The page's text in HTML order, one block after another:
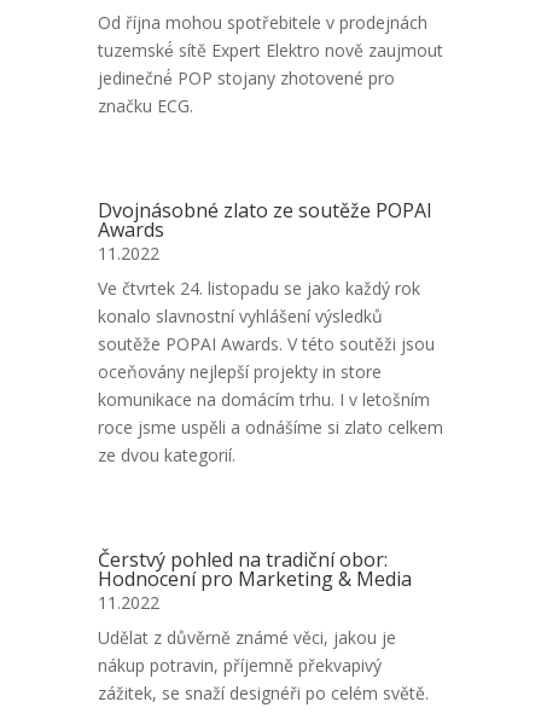
Od října mohou spotřebitele v prodejnách
tuzemské́ sítě Expert Elektro nově zaujmout
jedinečné́ POP stojany zhotovené pro
značku ECG.
Dvojnásobné zlato ze soutěže POPAI
Awards
11.2022
Ve čtvrtek 24. listopadu se jako každý rok
konalo slavnostní vyhlášení výsledků
soutěže POPAI Awards. V této soutěži jsou
oceňovány nejlepší projekty in store
komunikace na domácím trhu. I v letošním
roce jsme uspěli a odnášíme si zlato celkem
ze dvou kategorií.
Čerstvý pohled na tradiční obor:
Hodnocení pro Marketing & Media
11.2022
Udělat z důvěrně známé věci, jakou je
nákup potravin, příjemně překvapivý
zážitek, se snaží designéři po celém světě.